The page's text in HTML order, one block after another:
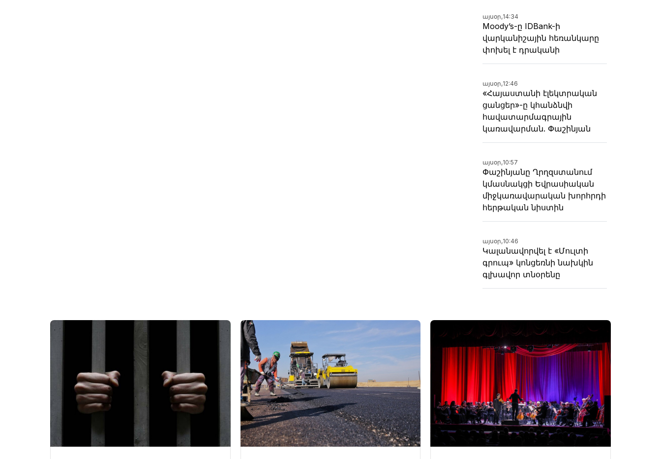
այսօր,14:34
Moody’s-ը IDBank-ի
վարկանիշային հեռանկարը
փոխել է դրականի
այսօր,12:46
«Հայաստանի էլեկտրական
ցանցեր»-ը կհանձնվի
հավատարմագրային
կառավարման. Փաշինյան
այսօր,10:57
Փաշինյանը Ղրղզստանում
կմասնակցի Եվրասիական
միջկառավարական խորհրդի
հերթական նիստին
այսօր,10:46
Կալանավորվել է «Մուլտի
գրուպ» կոնցեռնի նախկին
գլխավոր տնօրենը